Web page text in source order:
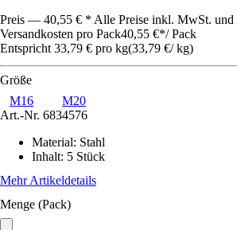
Preis — 40,55 € * Alle Preise inkl. MwSt. und
Versandkosten pro Pack40,55 €*/ Pack
Entspricht 33,79 € pro kg(33,79 €/ kg)
Größe
M16
M20
Art.-Nr. 6834576
Material: Stahl
Inhalt: 5 Stück
Mehr Artikeldetails
Menge (Pack)